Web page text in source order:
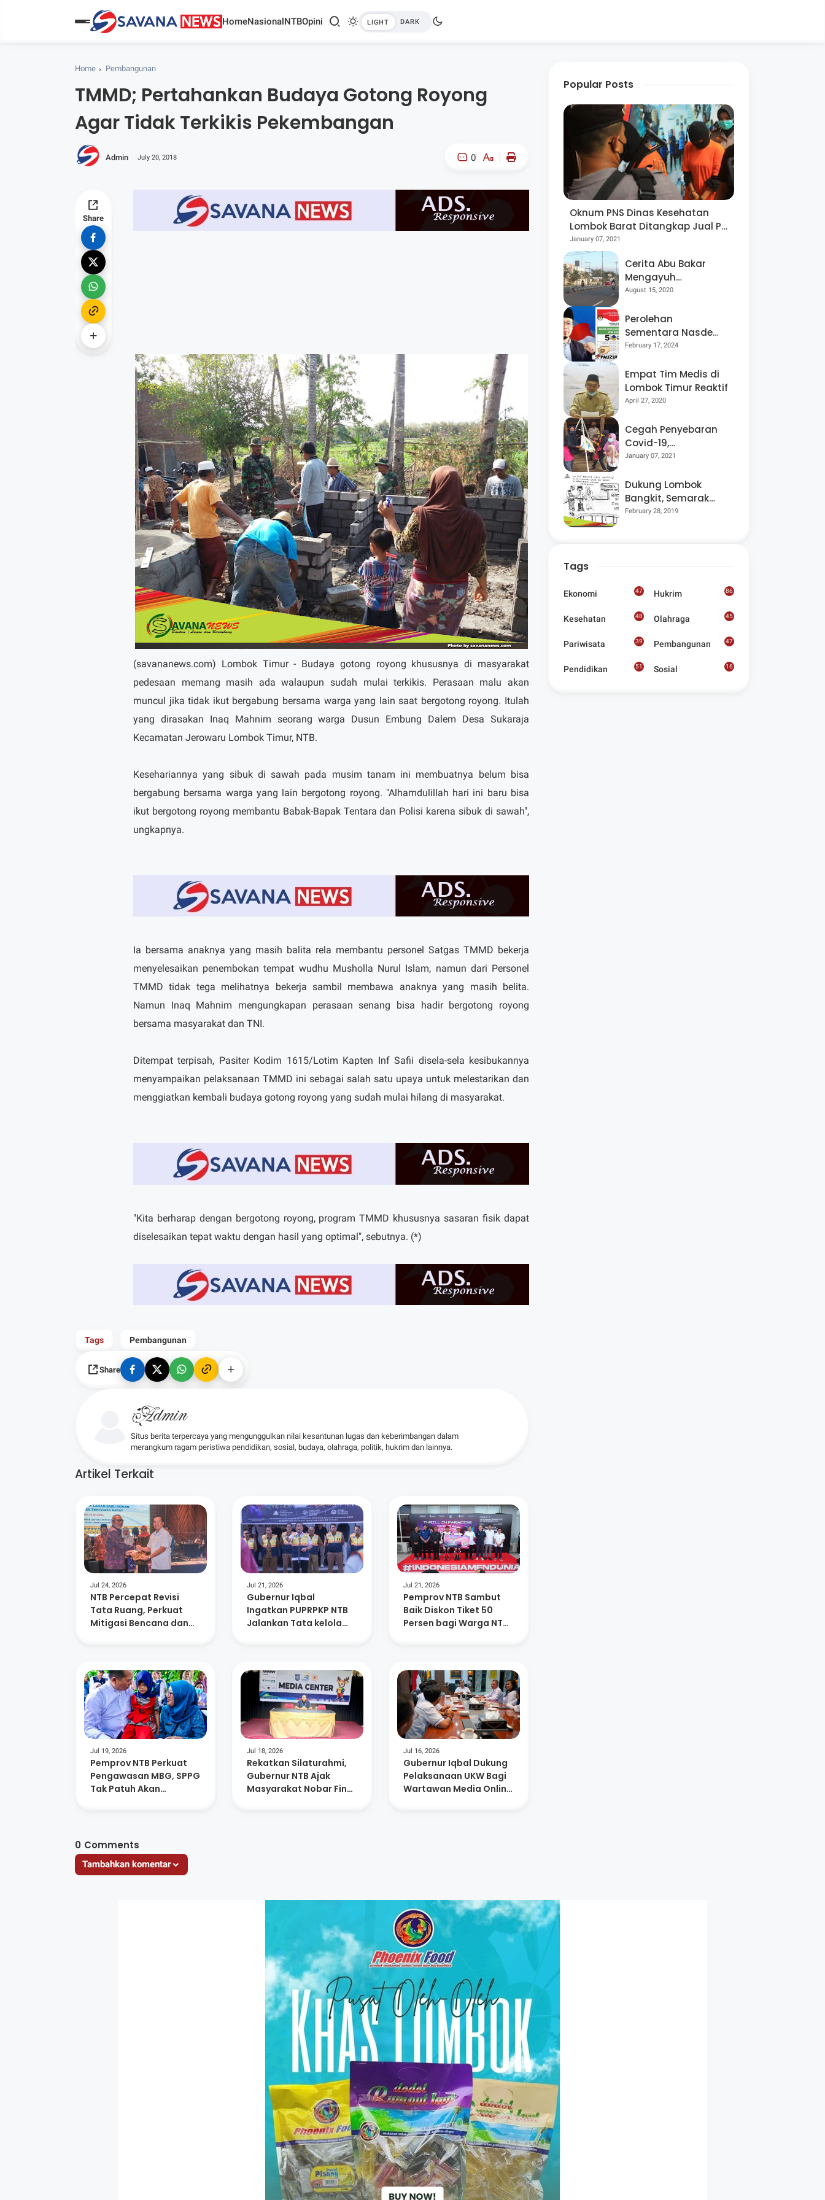
HomeNasionalNTBOpini
Home Pembangunan
TMMD; Pertahankan Budaya Gotong Royong
Agar Tidak Terkikis Pekembangan
Admin July 20, 2018 0
A-
Share
(savananews.com) Lombok Timur - Budaya gotong royong khususnya di masyarakat
pedesaan memang masih ada walaupun sudah mulai terkikis. Perasaan malu akan
muncul jika tidak ikut bergabung bersama warga yang lain saat bergotong royong. Itulah
yang dirasakan Inaq Mahnim seorang warga Dusun Embung Dalem Desa Sukaraja
Kecamatan Jerowaru Lombok Timur, NTB.
Kesehariannya yang sibuk di sawah pada musim tanam ini membuatnya belum bisa
bergabung bersama warga yang lain bergotong royong. "Alhamdulillah hari ini baru bisa
ikut bergotong royong membantu Babak-Bapak Tentara dan Polisi karena sibuk di sawah",
ungkapnya.
Ia bersama anaknya yang masih balita rela membantu personel Satgas TMMD bekerja
menyelesaikan penembokan tempat wudhu Musholla Nurul Islam, namun dari Personel
TMMD tidak tega melihatnya bekerja sambil membawa anaknya yang masih belita.
Namun Inaq Mahnim mengungkapan perasaan senang bisa hadir bergotong royong
bersama masyarakat dan TNI.
Ditempat terpisah, Pasiter Kodim 1615/Lotim Kapten Inf Safii disela-sela kesibukannya
menyampaikan pelaksanaan TMMD ini sebagai salah satu upaya untuk melestarikan dan
menggiatkan kembali budaya gotong royong yang sudah mulai hilang di masyarakat.
"Kita berharap dengan bergotong royong, program TMMD khususnya sasaran fisik dapat
diselesaikan tepat waktu dengan hasil yang optimal", sebutnya. (*)
Tags Pembangunan
Share
Admin
Situs berita terpercaya yang mengunggulkan nilai kesantunan lugas dan keberimbangan dalam
merangkum ragam peristiwa pendidikan, sosial, budaya, olahraga, politik, hukrim dan lainnya.
Artikel Terkait
Jul 24, 2026
NTB Percepat Revisi
Tata Ruang, Perkuat
Mitigasi Bencana dan
Jul 21, 2026
Gubernur Iqbal
Ingatkan PUPRPKP NTB
Jalankan Tata kelola
Jul 21, 2026
Pemprov NTB Sambut
Baik Diskon Tiket 50
Persen bagi Warga NTB
Jul 19, 2026
Pemprov NTB Perkuat
Pengawasan MBG, SPPG
Tak Patuh Akan
Jul 18, 2026
Rekatkan Silaturahmi,
Gubernur NTB Ajak
Masyarakat Nobar Final
Jul 16, 2026
Gubernur Iqbal Dukung
Pelaksanaan UKW Bagi
Wartawan Media Online
0 Comments
Tambahkan komentar
Popular Posts
Oknum PNS Dinas Kesehatan
Lombok Barat Ditangkap Jual Pil
Ekstasi
January 07, 2021
Cerita Abu Bakar
Mengayuh
Sepedanya Selama
Menggelorakan
Kemerdekaan
August 15, 2020
Perolehan
Sementara Nasdem
Lobar Tertinggi,
Berpeluang “Rebut”
Kursi Dapil 3
February 17, 2024
Empat Tim Medis di
Lombok Timur Reaktif
April 27, 2020
Cegah Penyebaran
Covid-19,
Bhabinkamtibmas
Kegiatan Posyandu
January 07, 2021
Dukung Lombok
Bangkit, Semarak
Pesta Rakyat
Seniman Di Lombok
February 28, 2019
Tags
Ekonomi 47 Hukrim 86
Kesehatan 48 Olahraga 45
Pariwisata 39 Pembangunan 47
Pendidikan 51 Sosial
16